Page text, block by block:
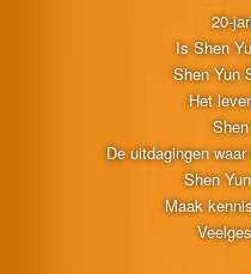
20-
Is Shen
Shen Yun
Het
De uitdagingen
Shen
Maak